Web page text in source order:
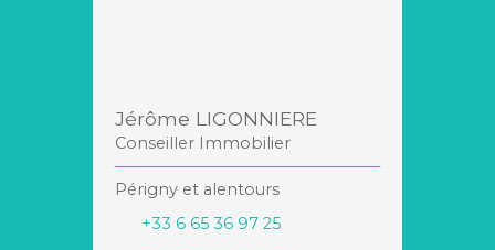
Jérôme LIGONNIERE
Conseiller Immobilier
Périgny et alentours
+33 6 65 36 97 25